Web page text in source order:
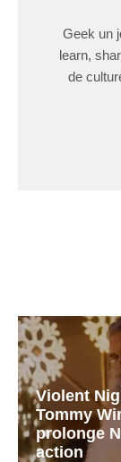
Geek un
learn,
de
Violent
Tommy
prolonge
action